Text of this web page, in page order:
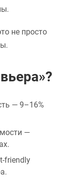
не просто
— 9–16%
—
friendly